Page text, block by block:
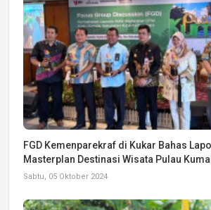
FGD Kemenparekraf di Kukar Bahas
Masterplan Destinasi Wisata Pulau
Sabtu, 05 Oktober 2024